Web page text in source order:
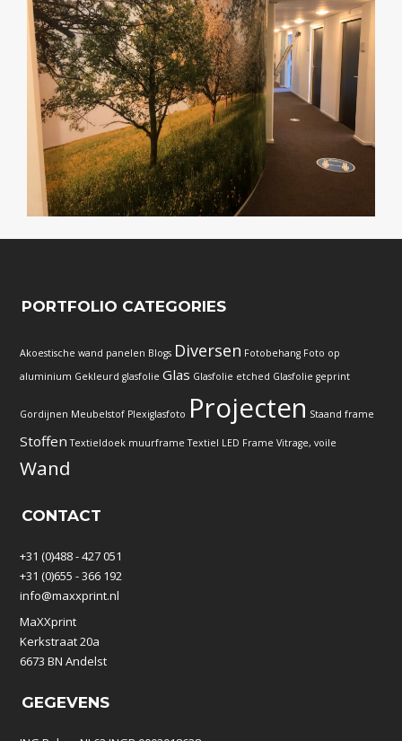
PORTFOLIO CATEGORIES
Akoestische wand panelen Blogs Diversen Fotobehang Foto op
aluminium Gekleurd glasfolie Glas Glasfolie etched Glasfolie geprint
Gordijnen Meubelstof Plexiglasfoto Projecten Staand frame
Stoffen Textieldoek muurframe Textiel LED Frame Vitrage, voile
Wand
CONTACT
+31 (0)488 - 427 051
+31 (0)655 - 366 192
info@maxxprint.nl
MaXXprint
Kerkstraat 20a
6673 BN Andelst
GEGEVENS